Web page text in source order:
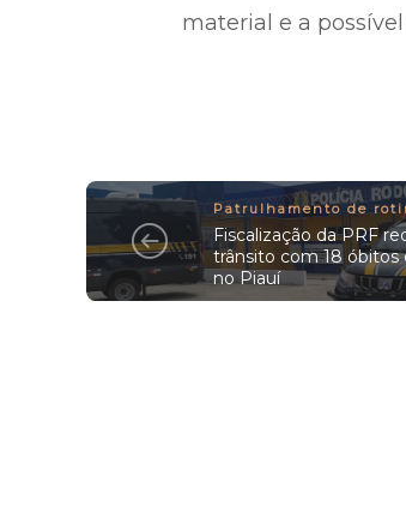
material e a
Patrulhamento de
Fiscalização da PRF
trânsito com 18 óbitos
no Piauí